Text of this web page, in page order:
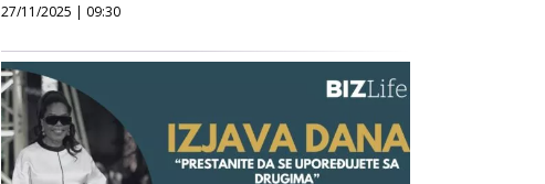
27/11/2025 | 09:30